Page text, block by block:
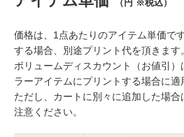
（円 ※税込）
価格は、1点あたりのアイテム単価で
する場合、別途プリント代を頂きます。
ボリュームディスカウント（お値引
ラーアイテムにプリントする場合に適
ただし、カートに別々に追加した場
注意ください。